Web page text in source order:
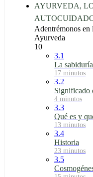
AYURVEDA,
Adentrémonos
Ayurveda
10
3.1
La
17 minutos
3.2
Significado
4 minutos
3.3
Qué es y
13 minutos
3.4
Historia
23 minutos
3.5